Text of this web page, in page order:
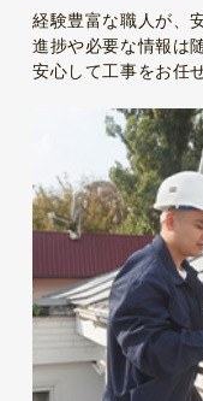
経験豊富な職人が、
進捗や必要な情報は
安心して工事をお任